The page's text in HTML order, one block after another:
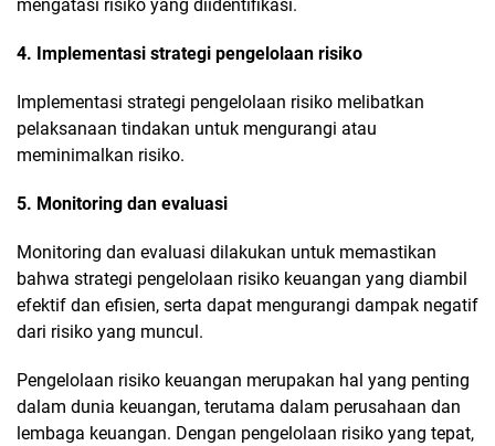
mengatasi risiko yang diidentifikasi.
4. Implementasi strategi pengelolaan risiko
Implementasi strategi pengelolaan risiko melibatkan
pelaksanaan tindakan untuk mengurangi atau
meminimalkan risiko.
5. Monitoring dan evaluasi
Monitoring dan evaluasi dilakukan untuk memastikan
bahwa strategi pengelolaan risiko keuangan yang diambil
efektif dan efisien, serta dapat mengurangi dampak negatif
dari risiko yang muncul.
Pengelolaan risiko keuangan merupakan hal yang penting
dalam dunia keuangan, terutama dalam perusahaan dan
lembaga keuangan. Dengan pengelolaan risiko yang tepat,